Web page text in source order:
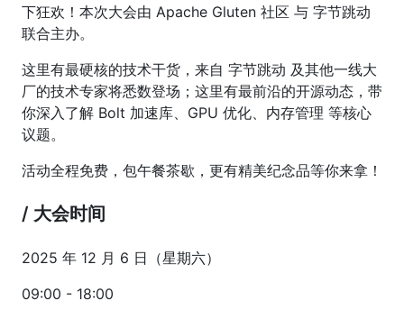
下狂欢！本次大会由 Apache Gluten 社区 与 字节跳动
联合主办。
这里有最硬核的技术干货，来自 字节跳动 及其他一线大
厂的技术专家将悉数登场；这里有最前沿的开源动态，带
你深入了解 Bolt 加速库、GPU 优化、内存管理 等核心
议题。
活动全程免费，包午餐茶歇，更有精美纪念品等你来拿！
/ 大会时间
2025 年 12 月 6 日（星期六）
09:00 - 18:00